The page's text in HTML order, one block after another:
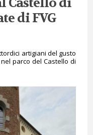
di FVG
artigiani del gusto
parco del Castello di